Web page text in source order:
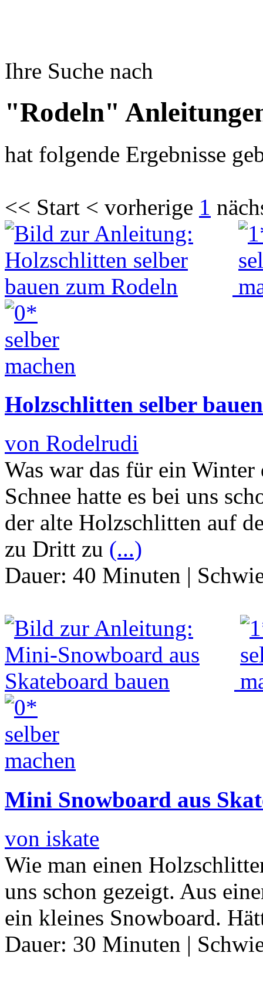
Ihre Suche nach
"Rodeln"
hat folgende Ergebnisse
<< Start < vorherige 1
Holzschlitten selber
von Rodelrudi
Was war das für ein
Schnee hatte es bei uns
der alte Holzschlitten auf
zu Dritt zu (...)
Dauer: 40 Minuten |
Mini Snowboard aus
von iskate
Wie man einen
uns schon gezeigt. Aus
ein kleines Snowboard.
Dauer: 30 Minuten |